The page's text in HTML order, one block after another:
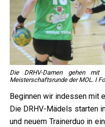
Die DRHV-Damen gehen
Meisterschaftsrunde der MOL. I
Beginnen wir indessen mit
Die DRHV-Mädels starten
und neuem Trainerduo in